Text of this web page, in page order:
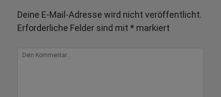
Deine E-Mail-Adresse wird nicht veröffentlicht.
Erforderliche Felder sind mit * markiert